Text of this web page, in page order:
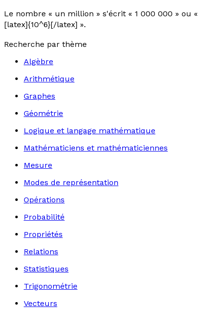
Le nombre « un million » s'écrit « 1 000 000 » ou «
[latex]{10^6}[/latex] ».
Recherche par thème
Algèbre
Arithmétique
Graphes
Géométrie
Logique et langage mathématique
Mathématiciens et mathématiciennes
Mesure
Modes de représentation
Opérations
Probabilité
Propriétés
Relations
Statistiques
Trigonométrie
Vecteurs